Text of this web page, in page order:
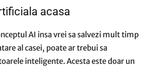
acasa
AI insa vrei sa salvezi mult timp
al casei, poate ar trebui sa
inteligente. Acesta este doar un